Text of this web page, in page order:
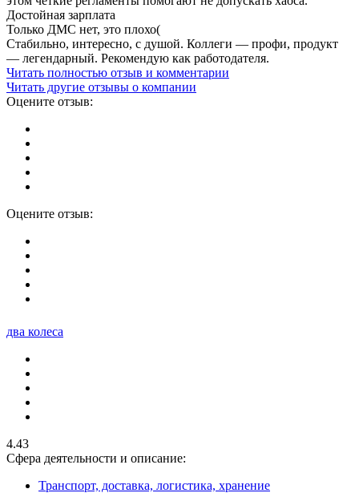
Достойная зарплата
Только ДМС нет, это плохо(
Стабильно, интересно, с душой. Коллеги — профи, продукт
— легендарный. Рекомендую как работодателя.
Читать полностью отзыв и комментарии
Читать другие отзывы о компании
Оцените отзыв:
Оцените отзыв:
два колеса
4.43
Сфера деятельности и описание:
Транспорт, доставка, логистика, хранение